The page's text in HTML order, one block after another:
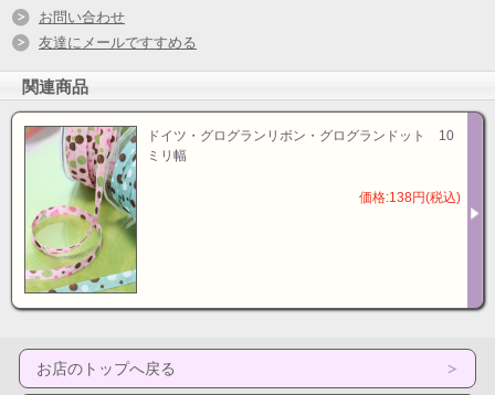
お問い合わせ
友達にメールですすめる
関連商品
ドイツ・グログランリボン・グログランドット 10
ミリ幅
価格:138円(税込)
お店のトップへ戻る